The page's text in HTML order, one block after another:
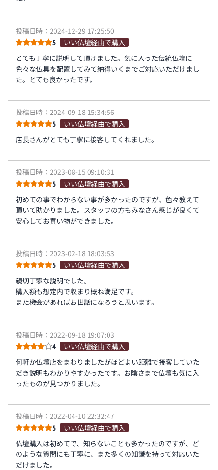
投稿日時：2024-12-29 17:25:50
5
いい仏壇経由で購入
とても丁寧に説明して頂けました。気に入った伝統仏壇に
色々な仏具を配置してみて納得いくまでご対応いただけまし
た。とても良かったです。
投稿日時：2024-09-18 15:34:56
5
いい仏壇経由で購入
店長さんがとても丁寧に接客してくれました。
投稿日時：2023-08-15 09:10:31
5
いい仏壇経由で購入
初めての事でわからない事が多かったのですが、色々教えて
頂いて助かりました。スタッフの方もみなさん感じが良くて
安心してお買い物ができました。
投稿日時：2023-02-18 18:03:53
5
いい仏壇経由で購入
親切丁寧な説明でした。
購入額も想定内で収まり概ね満足です。
また機会があればお世話になろうと思います。
投稿日時：2022-09-18 19:07:03
4
いい仏壇経由で購入
何軒か仏壇店をまわりましたがほどよい距離で接客していた
だき説明もわかりやすかったです。お陰さまで仏壇も気に入
ったものが見つかりました。
投稿日時：2022-04-10 22:32:47
5
いい仏壇経由で購入
仏壇購入は初めてで、知らないことも多かったのですが、ど
のような質問にも丁寧に、また多くの知識を持って対応いた
だけました。